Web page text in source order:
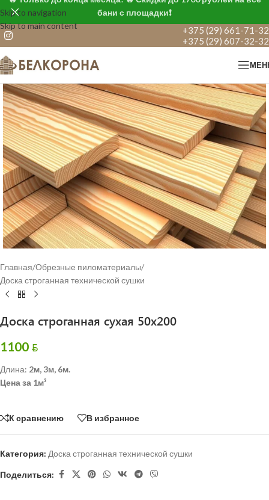
Skip to navigation
Skip to main content
бани с площадки❗
+375 (29) 661-71-32
+375 (29) 607-32-32
Главная/Обрезные пиломатериалы/
Доска строганная технической сушки
Доска строганная сухая 50х200
1100 BYN
Длина: 2м, 3м, 6м.
Цена за 1м³
К сравнению В избранное
Категория: Доска строганная технической сушки
Поделиться: